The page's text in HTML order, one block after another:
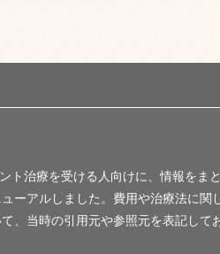
ト治療を受ける人向けに、情報をまと
ーアルしました。費用や治療法に関
、当時の引用元や参照元を表記して